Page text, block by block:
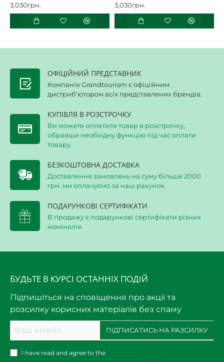
3,030грн. 3,030грн.
ОФІЦІЙНИЙ ПРЕДСТАВНИК
Компанія Grandtourism є офіційним
дистриб'ютором всіх представлених брендів.
КУПІВЛЯ В РОЗСТРОЧКУ
Ви можете оплатити товар в розстрочку,
обравши необхідну функцію під час оплати
товару.
БЕЗКОШТОВНА ДОСТАВКА
Доставлення замовлень на суму більше 2000
грн. ми оплачуємо за наш рахунок.
ПОДАРУНКОВІ СЕРТИФІКАТИ
В продажу є подарункові сертифікати різних
номіналів
БУДЬТЕ В КУРСІ ОСТАННІХ ПОДІЙ
Підпишіться на сповіщення про акції та
розсилку корисних матеріалів без спаму
емейл
ПІДПИСАТИСЬ НА РАЗСИЛКУ
I have read and agree to the